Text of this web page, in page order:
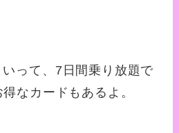
いって、7日間乗り放題で
なカードもあるよ。